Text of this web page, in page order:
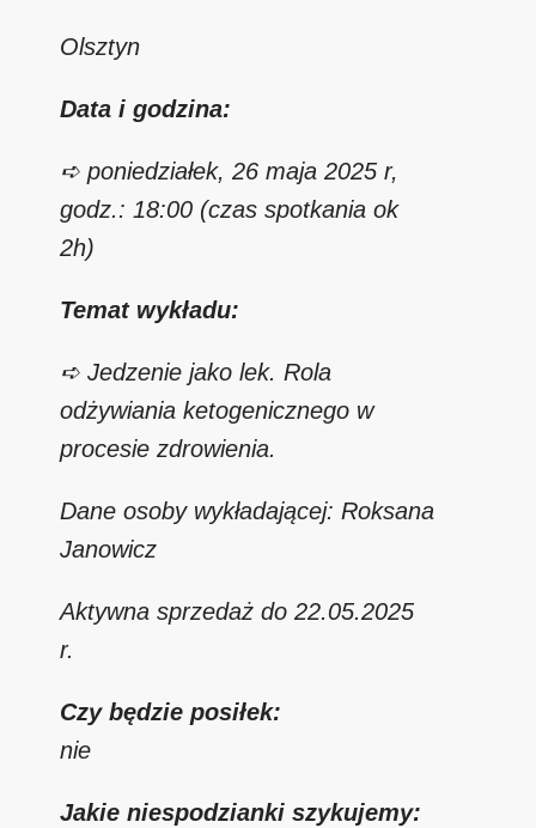
Olsztyn
Data i godzina:
➪ poniedziałek, 26 maja 2025 r,
godz.: 18:00 (czas spotkania ok
2h)
Temat wykładu:
➪ Jedzenie jako lek. Rola
odżywiania ketogenicznego w
procesie zdrowienia.
Dane osoby wykładającej: Roksana
Janowicz
Aktywna sprzedaż do 22.05.2025
r.
Czy będzie posiłek:
nie
Jakie niespodzianki szykujemy: